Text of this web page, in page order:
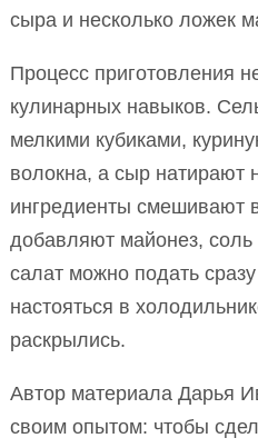
сыра и несколько ложек
Процесс приготовления
кулинарных навыков.
мелкими кубиками,
волокна, а сыр натирают
ингредиенты смешивают
добавляют майонез, соль
салат можно подать
настояться в
раскрылись.
Автор материала Дарья
своим опытом: чтобы